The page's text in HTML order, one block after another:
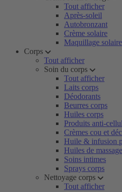
Tout afficher
Après-soleil
Autobronzant
Crème solaire
Maquillage solaire
Corps
Tout afficher
Soin du corps
Tout afficher
Laits corps
Déodorants
Beurres corps
Huiles corps
Produits anti-
Crèmes cou et
Huile & infusion
Huiles de
Soins intimes
Sprays corps
Nettoyage corps
Tout afficher